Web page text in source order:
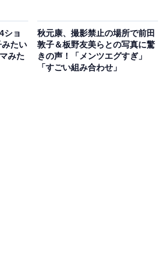
ショ
みたい
みた
秋元康、撮影禁止の場所で前田
敦子＆板野友美らとの写真に驚
きの声！「メンツエグすぎ」
「すごい組み合わせ」